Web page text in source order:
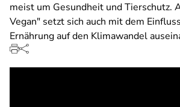
meist um Gesundheit und Tierschutz.
Vegan" setzt sich auch mit dem
Ernährung auf den Klimawandel